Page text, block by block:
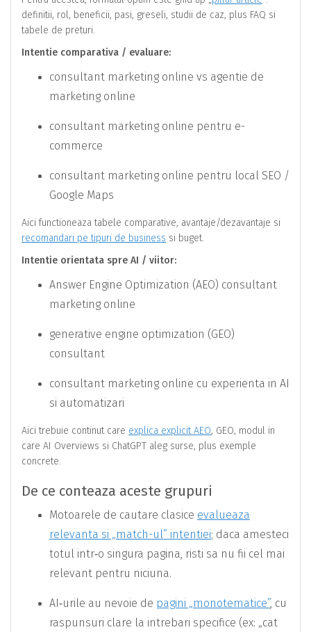
definitii, rol, beneficii, pasi, greseli, studii de caz, plus FAQ si
tabele de preturi.
Intentie comparativa / evaluare:
consultant marketing online vs agentie de
marketing online
consultant marketing online pentru e-
commerce
consultant marketing online pentru local SEO /
Google Maps
Aici functioneaza tabele comparative, avantaje/dezavantaje si
recomandari pe tipuri de business si buget.
Intentie orientata spre AI / viitor:
Answer Engine Optimization (AEO) consultant
marketing online
generative engine optimization (GEO)
consultant
consultant marketing online cu experienta in AI
si automatizari
Aici trebuie continut care explica explicit AEO, GEO, modul in
care AI Overviews si ChatGPT aleg surse, plus exemple
concrete.
De ce conteaza aceste grupuri
Motoarele de cautare clasice evalueaza
relevanta si „match-ul” intentiei; daca amesteci
totul intr‑o singura pagina, risti sa nu fii cel mai
relevant pentru niciuna.
AI‑urile au nevoie de pagini „monotematice”, cu
raspunsuri clare la intrebari specifice (ex: „cat